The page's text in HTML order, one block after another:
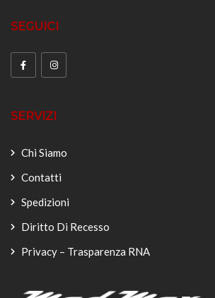
SEGUICI
SERVIZI
Chi Siamo
Contatti
Spedizioni
Diritto Di Recesso
Privacy – Trasparenza RNA